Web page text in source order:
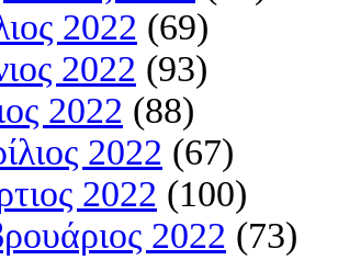
2022 (69)
2022 (93)
2022 (88)
2022 (67)
2022 (100)
2022 (73)